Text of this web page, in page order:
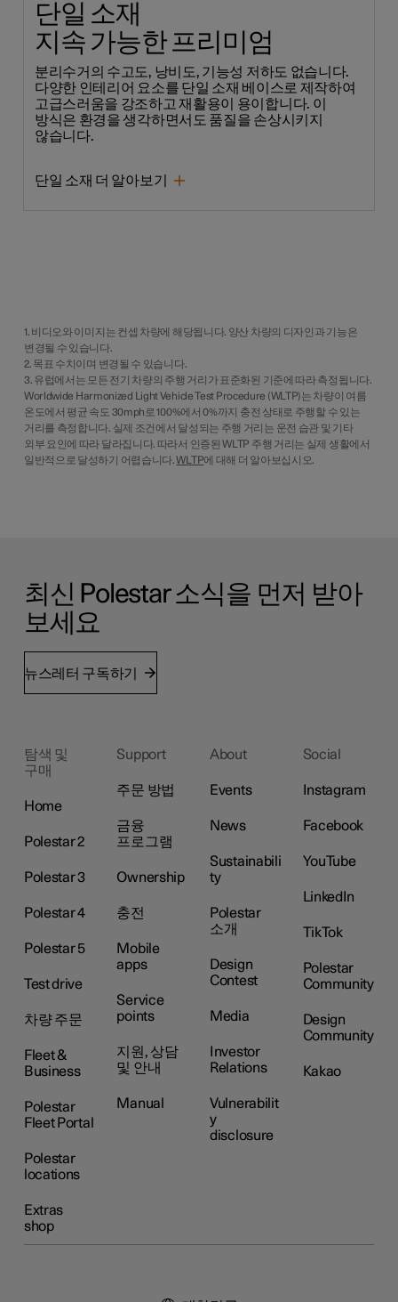
단일 소재
지속 가능한 프리미엄
분리수거의 수고도, 낭비도, 기능성 저하도 없습니다.
다양한 인테리어 요소를 단일 소재 베이스로 제작하여
고급스러움을 강조하고 재활용이 용이합니다. 이
방식은 환경을 생각하면서도 품질을 손상시키지
않습니다.
단일 소재 더 알아보기
1. 비디오와 이미지는 컨셉 차량에 해당됩니다. 양산 차량의 디자인과 기능은
변경될 수 있습니다.
2. 목표 수치이며 변경될 수 있습니다.
3. 유럽에서는 모든 전기 차량의 주행 거리가 표준화된 기준에 따라 측정됩니다.
Worldwide Harmonized Light Vehicle Test Procedure (WLTP)는 차량이 여름
온도에서 평균 속도 30mph로 100%에서 0%까지 충전 상태로 주행할 수 있는
거리를 측정합니다. 실제 조건에서 달성되는 주행 거리는 운전 습관 및 기타
외부 요인에 따라 달라집니다. 따라서 인증된 WLTP 주행 거리는 실제 생활에서
일반적으로 달성하기 어렵습니다.WLTP에 대해 더 알아보십시오.
최신 Polestar 소식을 먼저 받아
보세요
뉴스레터 구독하기
탐색 및
구매
Home
Polestar 2
Polestar 3
Polestar 4
Polestar 5
Test drive
차량 주문
Fleet &
Business
Polestar
Fleet Portal
Polestar
locations
Extras
shop
Support
주문 방법
금융
프로그램
Ownership
충전
Mobile
apps
Service
points
지원, 상담
및 안내
Manual
About
Events
News
Sustainabili
ty
Polestar
소개
Design
Contest
Media
Investor
Relations
Vulnerabilit
y
disclosure
Social
Instagram
Facebook
YouTube
LinkedIn
TikTok
Polestar
Community
Design
Community
Kakao